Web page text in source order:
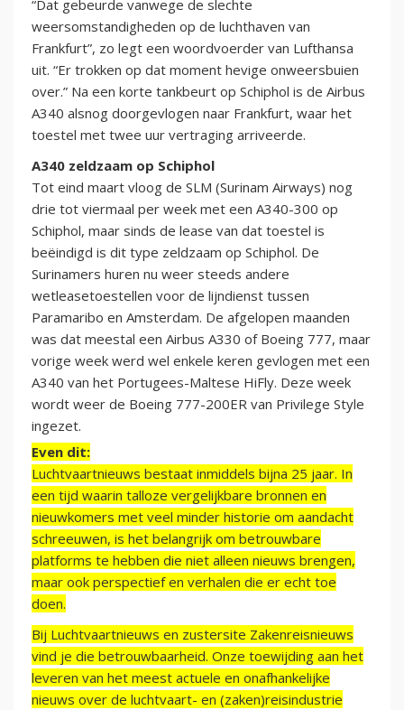
“Dat gebeurde vanwege de slechte
weersomstandigheden op de luchthaven van
Frankfurt”, zo legt een woordvoerder van Lufthansa
uit. “Er trokken op dat moment hevige onweersbuien
over.” Na een korte tankbeurt op Schiphol is de Airbus
A340 alsnog doorgevlogen naar Frankfurt, waar het
toestel met twee uur vertraging arriveerde.
A340 zeldzaam op Schiphol
Tot eind maart vloog de SLM (Surinam Airways) nog
drie tot viermaal per week met een A340-300 op
Schiphol, maar sinds de lease van dat toestel is
beëindigd is dit type zeldzaam op Schiphol. De
Surinamers huren nu weer steeds andere
wetleasetoestellen voor de lijndienst tussen
Paramaribo en Amsterdam. De afgelopen maanden
was dat meestal een Airbus A330 of Boeing 777, maar
vorige week werd wel enkele keren gevlogen met een
A340 van het Portugees-Maltese HiFly. Deze week
wordt weer de Boeing 777-200ER van Privilege Style
ingezet.
Even dit:
Luchtvaartnieuws bestaat inmiddels bijna 25 jaar. In
een tijd waarin talloze vergelijkbare bronnen en
nieuwkomers met veel minder historie om aandacht
schreeuwen, is het belangrijk om betrouwbare
platforms te hebben die niet alleen nieuws brengen,
maar ook perspectief en verhalen die er echt toe
doen.
Bij Luchtvaartnieuws en zustersite Zakenreisnieuws
vind je die betrouwbaarheid. Onze toewijding aan het
leveren van het meest actuele en onafhankelijke
nieuws over de luchtvaart- en (zaken)reisindustrie